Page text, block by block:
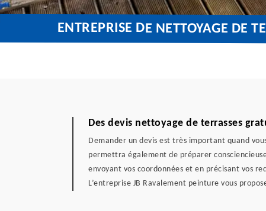
ENTREPRISE DE NETTOYAGE DE
Des devis nettoyage de terrasses
Demander un devis est très important quand
permettra également de préparer
envoyant vos coordonnées et en précisant vos
L’entreprise JB Ravalement peinture vous